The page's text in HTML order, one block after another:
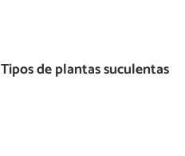
Tipos de plantas suculentas